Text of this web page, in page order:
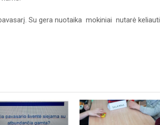
Su gera nuotaika mokiniai nutarė keliauti